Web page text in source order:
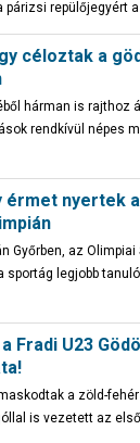
párizsi repülőjegyért
céloztak a
hárman is rajthoz
rendkívül népes
érmet nyertek
Győrben, az Olimpiai
sportág legjobb
Fradi U23
a zöld-
is vezetett az